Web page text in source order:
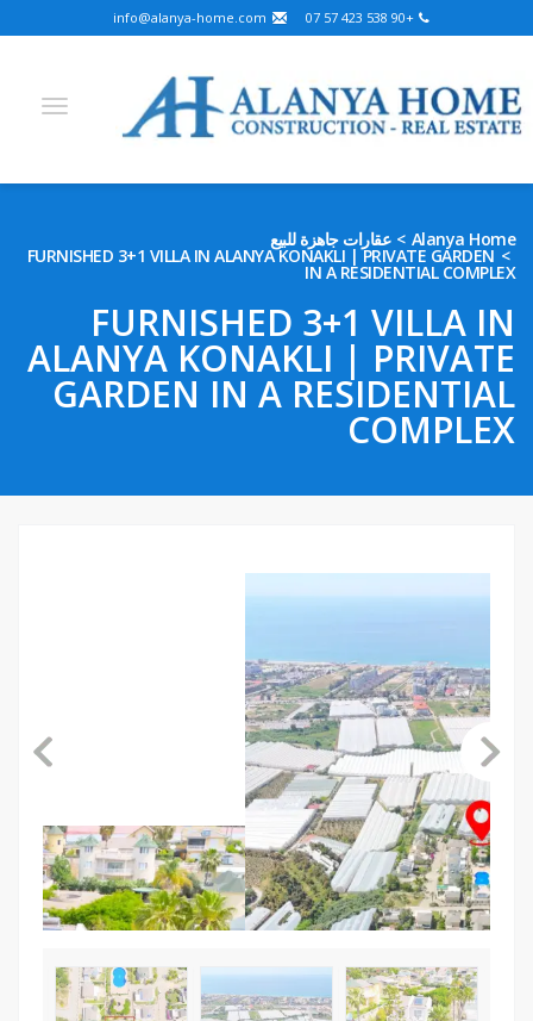
+90 538 423 57 07
Persian
Bosnian
French
Kazakh
Ukrainian
مشاريع للبيع
عقارات جاهزة للبيع
العقارات في ألانيا
Alanya Home عقارات جاهزة للبيع
FURNISHED 3+1 VILLA IN ALANYA KONAKLI | PRIVATE GARDEN
IN A RESIDENTIAL COMPLEX
FURNISHED 3+1 VILLA IN
ALANYA KONAKLI | PRIVATE
GARDEN IN A RESIDENTIAL
COMPLEX